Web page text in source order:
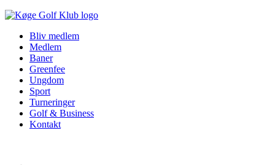
Bliv medlem
Medlem
Baner
Greenfee
Ungdom
Sport
Turneringer
Golf & Business
Kontakt